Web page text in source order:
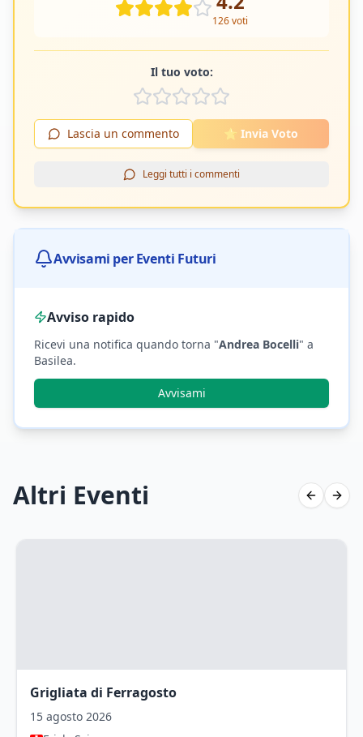
126voti
Il tuo voto:
Lascia un commento ⭐ Invia Voto
Leggi tutti i commenti
Avvisami per Eventi Futuri
Avviso rapido
Ricevi una notifica quando torna "Andrea Bocelli" a
Basilea.
Avvisami
Altri Eventi Previous
Grigliata di Ferragosto
15 agosto 2026